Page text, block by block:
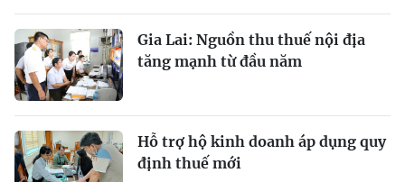
Gia Lai: Nguồn thu thuế nội địa
tăng mạnh từ đầu năm
Hỗ trợ hộ kinh doanh áp dụng quy
định thuế mới